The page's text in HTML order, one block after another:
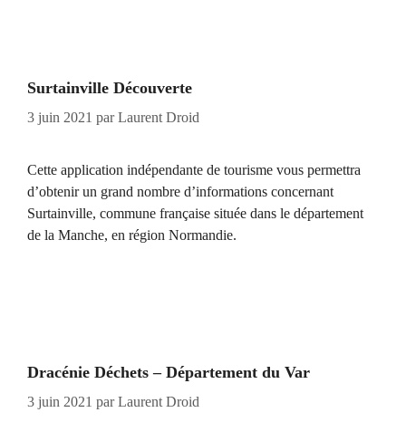
Surtainville Découverte
3 juin 2021 parLaurent Droid
Cette application indépendante de tourisme vous permettra
d’obtenir un grand nombre d’informations concernant
Surtainville, commune française située dans le département
de la Manche, en région Normandie.
Dracénie Déchets – Département du Var
3 juin 2021 parLaurent Droid